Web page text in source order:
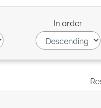
In order